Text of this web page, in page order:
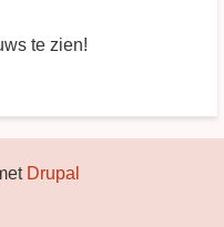
te zien!
Drupal